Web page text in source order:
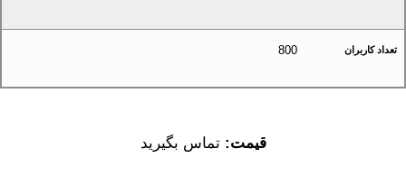
تعداد کاربران 800
قیمت:تماس بگیرید